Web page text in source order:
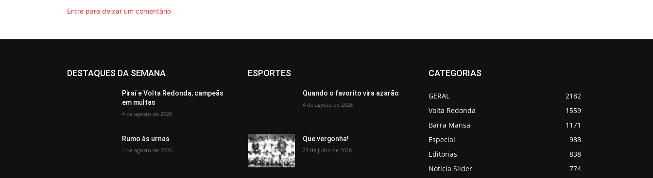
Entre para deixar um comentário
DESTAQUES DA SEMANA
Piraí e Volta Redonda, campeãs
em multas
4 de agosto de 2026
Rumo às urnas
4 de agosto de 2026
ESPORTES
Quando o favorito vira azarão
4 de agosto de 2026
Que vergonha!
27 de julho de 2026
CATEGORIAS
GERAL
2182
Volta Redonda
1559
Barra Mansa
1171
Especial
988
Editorias
838
Notícia Slider
774